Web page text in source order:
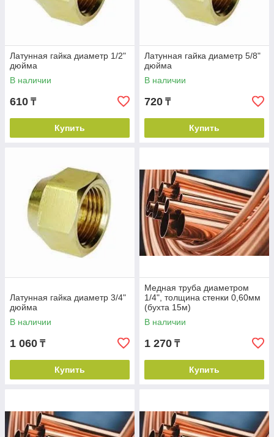
Привлекательные условия
Мы всегда готовы предложить несколько вариантов
сотрудничества.
Быстрая обработка заказов
покупателям.
Выгодные цены
Прекрасная репутация
Мы продаем трубы, а также компрессионные
фитинги для медных труб много лет.
Латунная гайка диаметр 1/2"
дюйма
В наличии
610 ₸
Купить
Латунная гайка диаметр 5/8"
дюйма
В наличии
720 ₸
Купить
Латунная гайка диаметр 3/4"
дюйма
В наличии
1 060 ₸
Купить
Медная труба диаметром
1/4", толщина стенки 0,60мм
(бухта 15м)
В наличии
1 270 ₸
Купить